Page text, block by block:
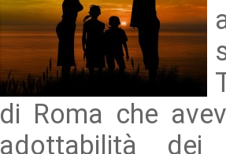
di Roma che
adottabilità